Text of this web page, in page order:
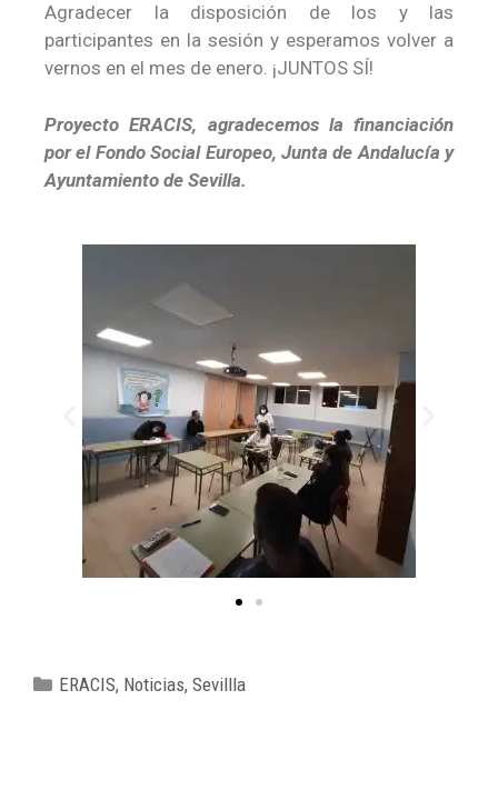
Agradecer la disposición de los y las
participantes en la sesión y esperamos volver a
vernos en el mes de enero. ¡JUNTOS SÍ!
Proyecto ERACIS, agradecemos la financiación
por el Fondo Social Europeo, Junta de Andalucía y
Ayuntamiento de Sevilla.
ERACIS, Noticias,Sevillla